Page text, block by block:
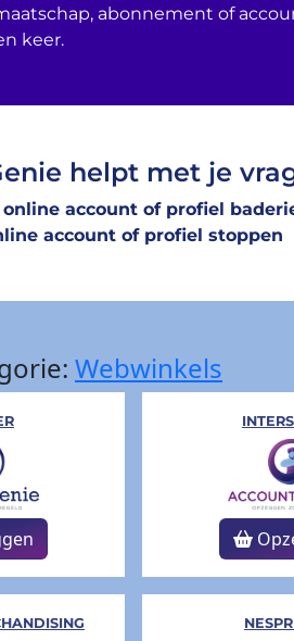
abonnement of
keer.
helpt met je
online account of profiel
account of profiel stoppen
Webwinkels